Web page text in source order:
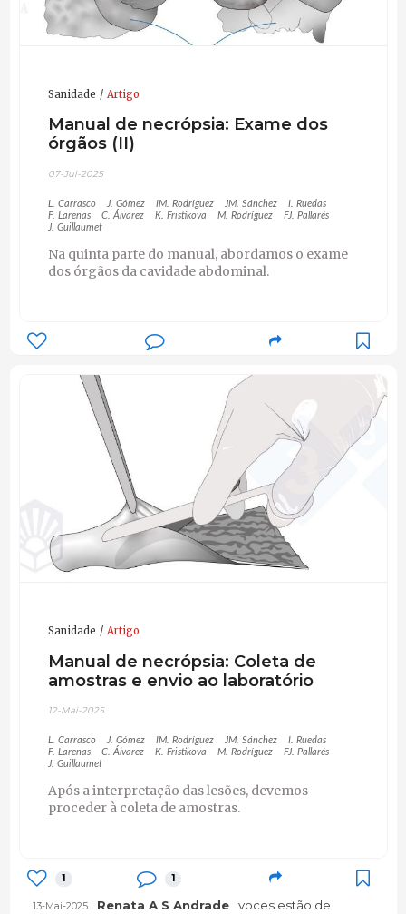
Sanidade Artigo
Manual de necrópsia: Exame dos
órgãos (II)
07-Jul-2025
L. Carrasco J. Gómez IM. Rodríguez JM. Sánchez
I. Ruedas
F. Larenas
C. Álvarez K. Fristikova M. Rodríguez
FJ. Pallarés
J. Guillaumet
Na quinta parte do manual, abordamos o exame
dos órgãos da cavidade abdominal.
Sanidade Artigo
Manual de necrópsia: Coleta de
amostras e envio ao laboratório
12-Mai-2025
L. Carrasco J. Gómez IM. Rodríguez JM. Sánchez
I. Ruedas
F. Larenas
C. Álvarez K. Fristikova M. Rodríguez
FJ. Pallarés
J. Guillaumet
Após a interpretação das lesões, devemos
proceder à coleta de amostras.
1 1
13-Mai-2025 Renata A S Andrade
voces estão de